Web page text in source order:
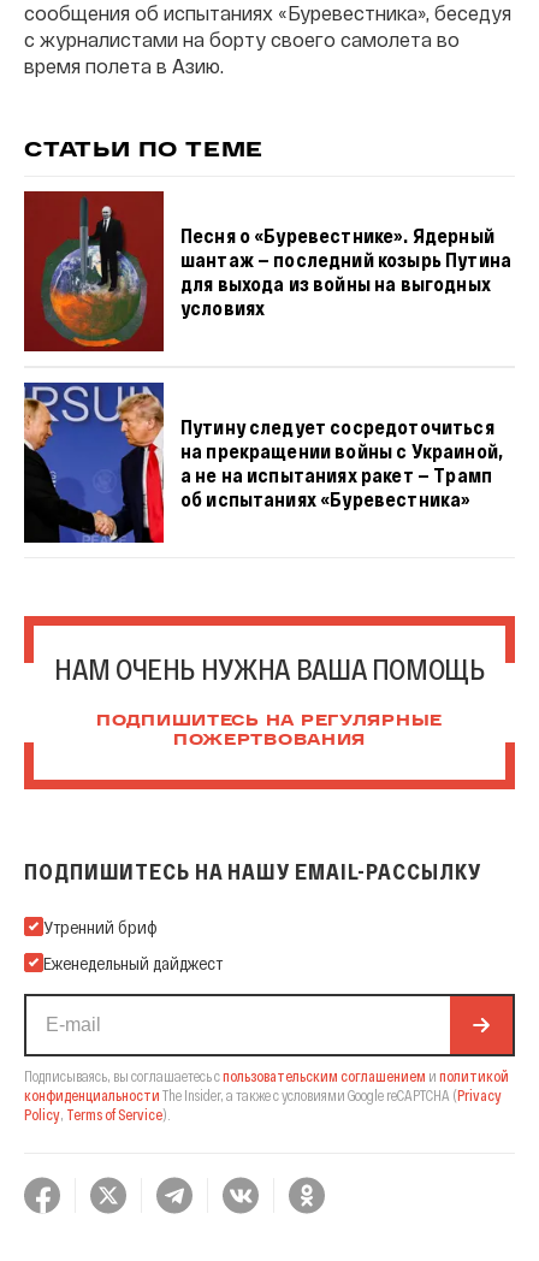
сообщения об испытаниях «Буревестника», беседуя
с журналистами на борту своего самолета во
время полета в Азию.
СТАТЬИ ПО ТЕМЕ
Песня о «Буревестнике». Ядерный
шантаж — последний козырь Путина
для выхода из войны на выгодных
условиях
Путину следует сосредоточиться
на прекращении войны с Украиной,
а не на испытаниях ракет — Трамп
об испытаниях «Буревестника»
НАМ ОЧЕНЬ НУЖНА ВАША ПОМОЩЬ
ПОДПИШИТЕСЬ НА РЕГУЛЯРНЫЕ
ПОЖЕРТВОВАНИЯ
ПОДПИШИТЕСЬ НА НАШУ EMAIL-РАССЫЛКУ
Подпишитесь на нашу Email-рассылку
Утренний бриф
Еженедельный дайджест
Подписываясь, вы соглашаетесь спользовательским соглашением и политикой
конфиденциальности The Insider, а также с условиями Google reCAPTCHA (Privacy
Policy, Terms of Service).